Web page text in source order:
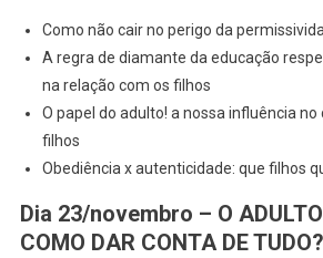
Como não cair no perigo da
A regra de diamante da educação
na relação com os filhos
O papel do adulto! a nossa influência
filhos
Obediência x autenticidade: que filhos
Dia 23/novembro – O
COMO DAR CONTA DE TUDO?